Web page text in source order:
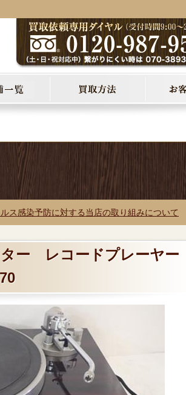
ルス感染予防に対する当店の取り組みについて
ー レコードプレーヤー